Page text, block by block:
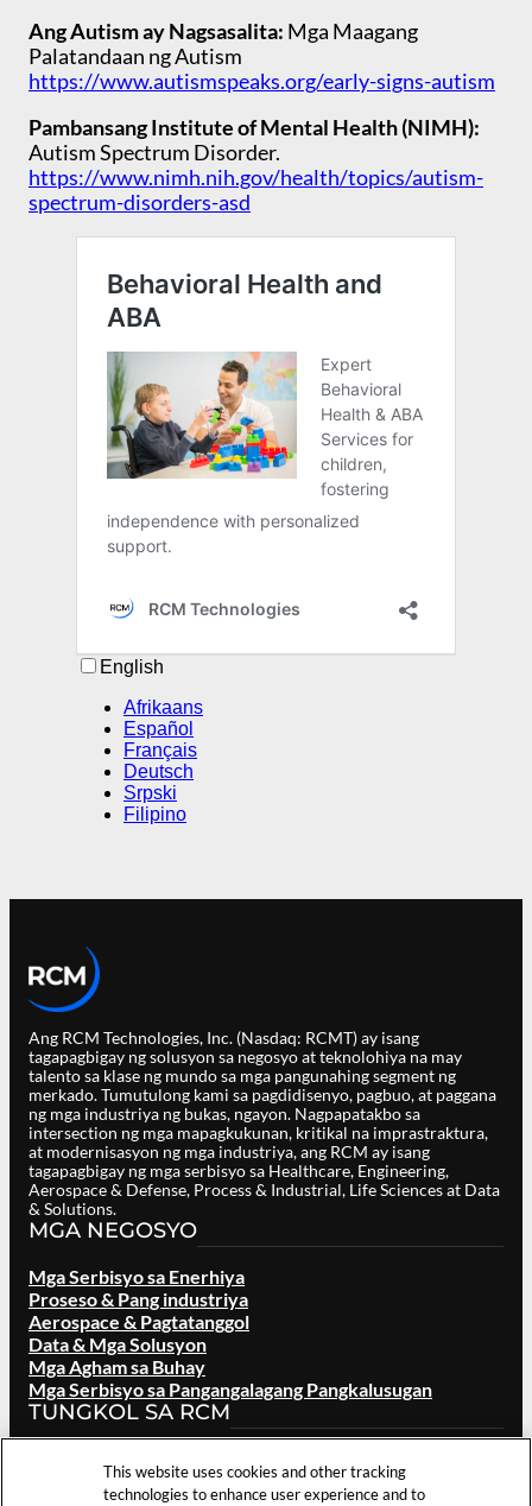
Ang Autism ay Nagsasalita: Mga Maagang
Palatandaan ng Autism
https://www.autismspeaks.org/early-signs-autism
Pambansang Institute of Mental Health (NIMH):
Autism Spectrum Disorder.
https://www.nimh.nih.gov/health/topics/autism-
spectrum-disorders-asd
Ang RCM Technologies, Inc. (Nasdaq: RCMT) ay isang
tagapagbigay ng solusyon sa negosyo at teknolohiya na may
talento sa klase ng mundo sa mga pangunahing segment ng
merkado. Tumutulong kami sa pagdidisenyo, pagbuo, at paggana
ng mga industriya ng bukas, ngayon. Nagpapatakbo sa
intersection ng mga mapagkukunan, kritikal na imprastraktura,
at modernisasyon ng mga industriya, ang RCM ay isang
tagapagbigay ng mga serbisyo sa Healthcare, Engineering,
Aerospace & Defense, Process & Industrial, Life Sciences at Data
& Solutions.
MGA NEGOSYO
Mga Serbisyo sa Enerhiya
Proseso & Pang industriya
Aerospace & Pagtatanggol
Data & Mga Solusyon
Mga Agham sa Buhay
Mga Serbisyo sa Pangangalagang Pangkalusugan
TUNGKOL SA RCM
Ang aming TatakThis website uses cookies and other tracking
technologies to enhance user experience and to